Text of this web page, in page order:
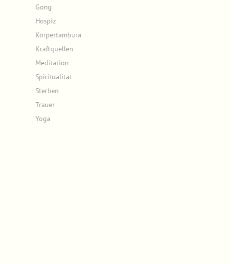
Gong
Hospiz
Körpertambura
Kraftquellen
Meditation
Spiritualität
Sterben
Trauer
Yoga